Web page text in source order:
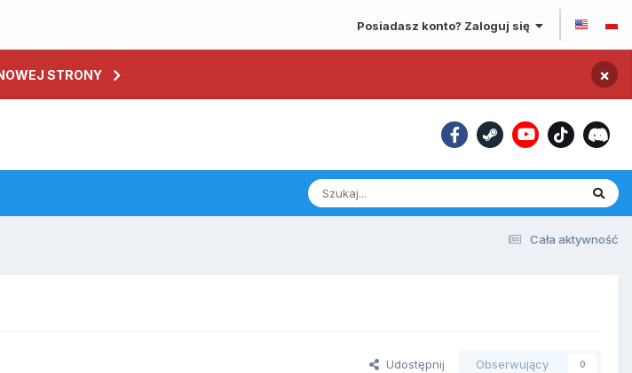
Posiadasz konto? Zaloguj się
STRONY ×
Cała aktywność
Udostępnij Obserwujący 0